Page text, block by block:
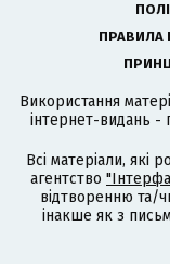
ПРАВИЛА
Використання
інтернет-видань -
Всі матеріали, які
агентство
відтворенню та/
інакше як з